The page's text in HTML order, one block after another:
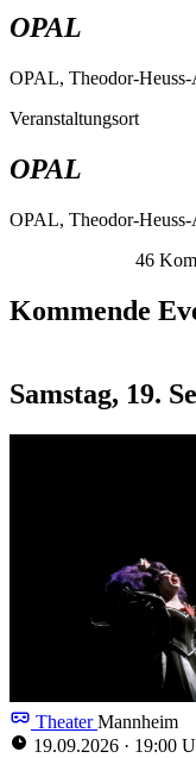
OPAL
OPAL, Theodor-
Veranstaltungsort
OPAL
OPAL, Theodor-
46
Kommende
Samstag, 19.
TheaterMannheim
19.09.2026 · 19:00